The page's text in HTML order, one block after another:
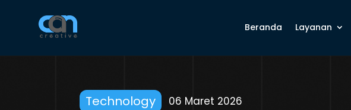
Beranda Layanan
Technology 06 Maret 2026